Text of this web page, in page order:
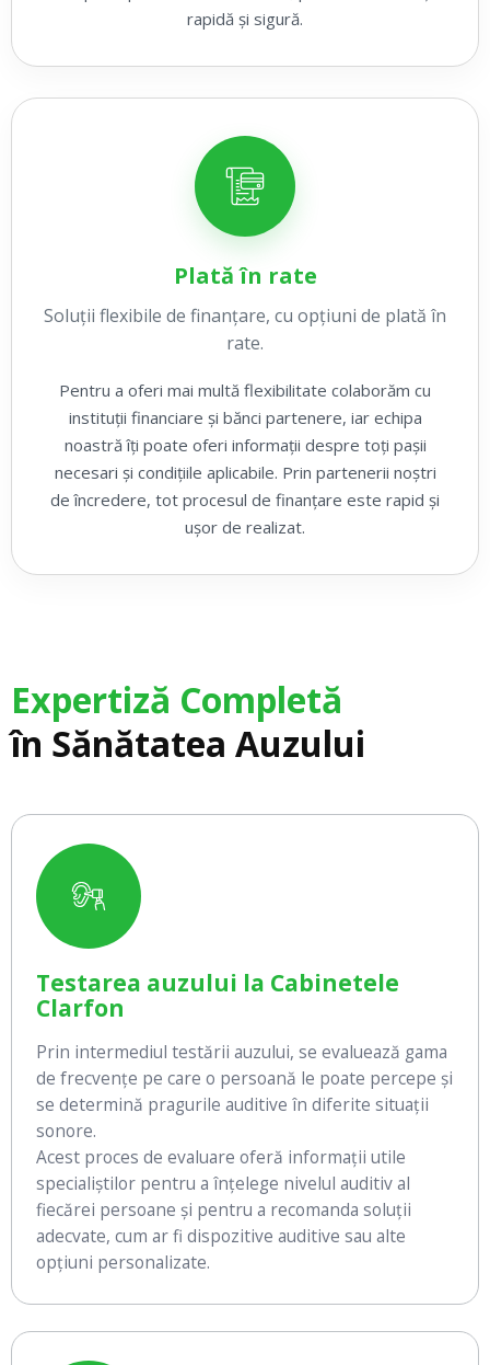
rapidă și sigură.
Plată în rate
Soluții flexibile de finanțare, cu opțiuni de plată în
rate.
Pentru a oferi mai multă flexibilitate colaborăm cu
instituții financiare și bănci partenere, iar echipa
noastră îți poate oferi informații despre toți pașii
necesari și condițiile aplicabile. Prin partenerii noștri
de încredere, tot procesul de finanțare este rapid și
ușor de realizat.
Expertiză Completă
în Sănătatea Auzului
Testarea auzului la Cabinetele
Clarfon
Prin intermediul testării auzului, se evaluează gama
de frecvențe pe care o persoană le poate percepe și
se determină pragurile auditive în diferite situații
sonore.
Acest proces de evaluare oferă informații utile
specialiștilor pentru a înțelege nivelul auditiv al
fiecărei persoane și pentru a recomanda soluții
adecvate, cum ar fi dispozitive auditive sau alte
opțiuni personalizate.